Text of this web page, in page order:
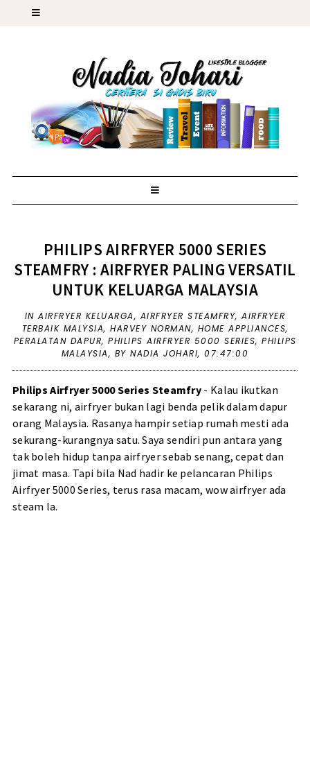
PHILIPS AIRFRYER 5000 SERIES
STEAMFRY : AIRFRYER PALING VERSATIL
UNTUK KELUARGA MALAYSIA
INAIRFRYER KELUARGA, AIRFRYER STEAMFRY,AIRFRYER
TERBAIK MALYSIA, HARVEY NORMAN, HOME APPLIANCES,
PERALATAN DAPUR, PHILIPS AIRFRYER 5000 SERIES, PHILIPS
MALAYSIA, BY NADIA JOHARI,07:47:00
Philips Airfryer 5000 Series Steamfry - Kalau ikutkan
sekarang ni, airfryer bukan lagi benda pelik dalam dapur
orang Malaysia. Rasanya hampir setiap rumah mesti ada
sekurang-kurangnya satu. Saya sendiri pun antara yang
tak boleh hidup tanpa airfryer sebab senang, cepat dan
jimat masa. Tapi bila Nad hadir ke pelancaran Philips
Airfryer 5000 Series, terus rasa macam, wow airfryer ada
steam la.